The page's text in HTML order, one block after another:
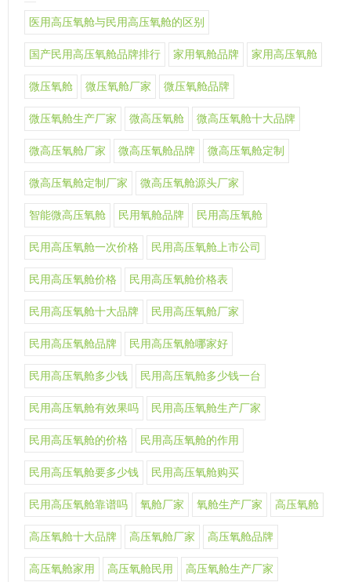
医用高压氧舱与民用高压氧舱的区别
国产民用高压氧舱品牌排行 家用氧舱品牌 家用高压氧舱
微压氧舱 微压氧舱厂家 微压氧舱品牌
微压氧舱生产厂家 微高压氧舱 微高压氧舱十大品牌
微高压氧舱厂家 微高压氧舱品牌 微高压氧舱定制
微高压氧舱定制厂家 微高压氧舱源头厂家
智能微高压氧舱 民用氧舱品牌 民用高压氧舱
民用高压氧舱一次价格 民用高压氧舱上市公司
民用高压氧舱价格 民用高压氧舱价格表
民用高压氧舱十大品牌 民用高压氧舱厂家
民用高压氧舱品牌 民用高压氧舱哪家好
民用高压氧舱多少钱 民用高压氧舱多少钱一台
民用高压氧舱有效果吗 民用高压氧舱生产厂家
民用高压氧舱的价格 民用高压氧舱的作用
民用高压氧舱要多少钱 民用高压氧舱购买
民用高压氧舱靠谱吗 氧舱厂家 氧舱生产厂家 高压氧舱
高压氧舱十大品牌 高压氧舱厂家 高压氧舱品牌
高压氧舱家用 高压氧舱民用 高压氧舱生产厂家